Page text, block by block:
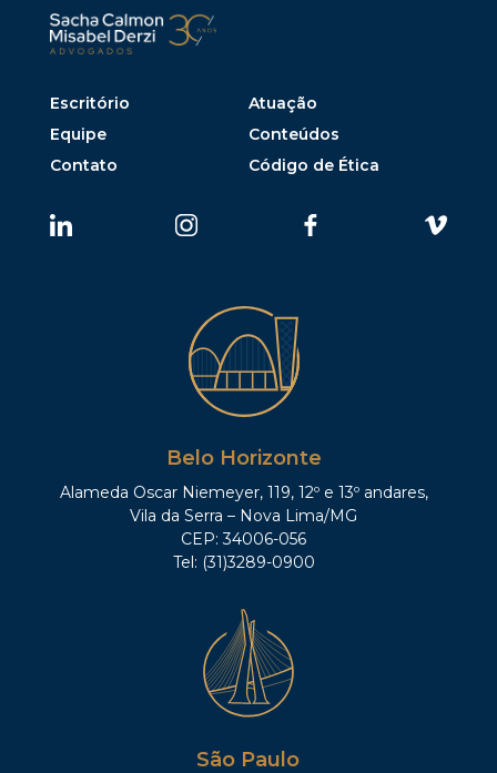
Escritório
Atuação
Equipe
Conteúdos
Contato
Código de Ética
Belo Horizonte
Alameda Oscar Niemeyer, 119, 12º e 13º andares,
Vila da Serra – Nova Lima/MG
CEP: 34006-056
Tel: (31)3289-0900
São Paulo